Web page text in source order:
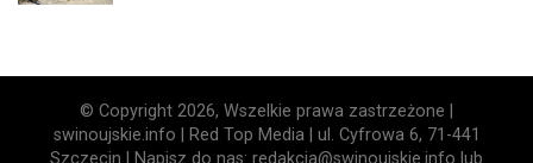
© Copyright 2026, Wszelkie prawa zastrzeżone |
swinoujskie.info | Red Top Media | ul. Cyfrowa 6, 71-441
Szczecin | Napisz do nas: redakcja@swinoujskie.info lub